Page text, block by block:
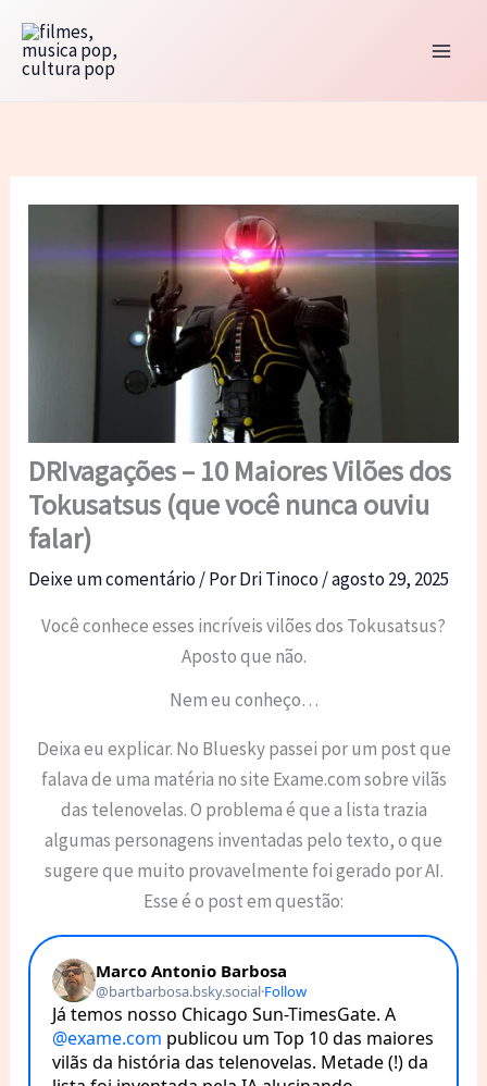
para
DRIvagações – 10 Maiores Vilões dos
Tokusatsus (que você nunca ouviu
falar)
Deixe um comentário/ PorDri Tinoco/agosto 29, 2025
Você conhece esses incríveis vilões dos Tokusatsus?
Aposto que não.
Nem eu conheço…
Deixa eu explicar. No Bluesky passei por um post que
falava de uma matéria no site Exame.com sobre vilãs
das telenovelas. O problema é que a lista trazia
algumas personagens inventadas pelo texto, o que
sugere que muito provavelmente foi gerado por AI.
Esse é o post em questão: